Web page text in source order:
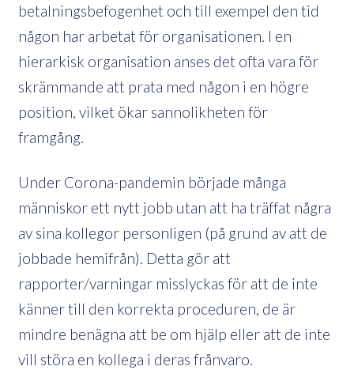
betalningsbefogenhet och till exempel den tid
någon har arbetat för organisationen. I en
hierarkisk organisation anses det ofta vara för
skrämmande att prata med någon i en högre
position, vilket ökar sannolikheten för
framgång.
Under Corona-pandemin började många
människor ett nytt jobb utan att ha träffat några
av sina kollegor personligen (på grund av att de
jobbade hemifrån). Detta gör att
rapporter/varningar misslyckas för att de inte
känner till den korrekta proceduren, de är
mindre benägna att be om hjälp eller att de inte
vill störa en kollega i deras frånvaro.